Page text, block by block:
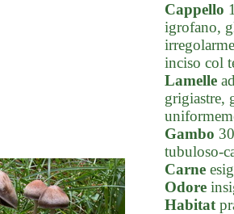
Cappello
igrofano,
inciso col
Lamelle
grigiastre,
Gambo
tubuloso-
Carne
Odore
Habitat